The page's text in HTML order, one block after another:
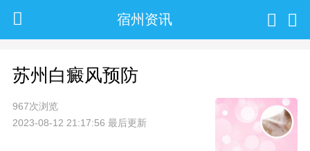
宿州资讯
苏州白癜风预防
967次浏览
2023-08-12 21:17:56 最后更新